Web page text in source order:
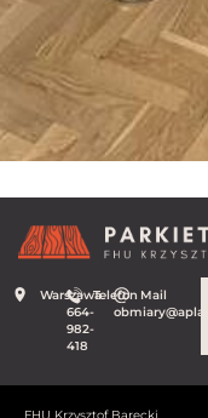
WarszawaTelefon
664-
982-
418
Mail